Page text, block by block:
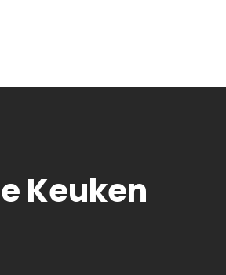
Keuken